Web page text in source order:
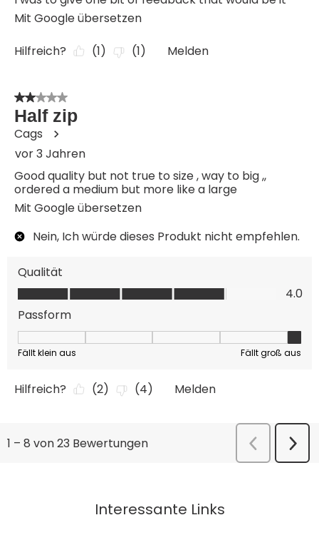
Interessante Links